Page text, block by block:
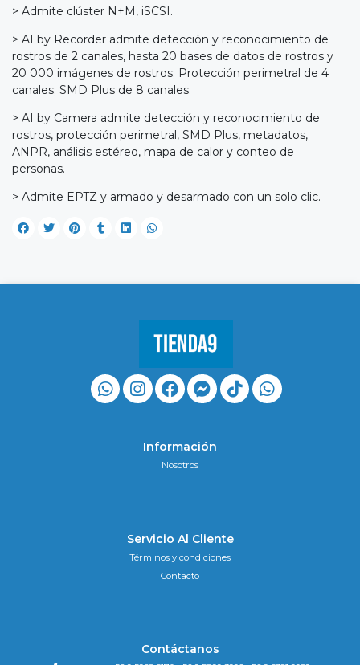
> Admite clúster N+M, iSCSI.
> AI by Recorder admite detección y reconocimiento de
rostros de 2 canales, hasta 20 bases de datos de rostros y
20 000 imágenes de rostros; Protección perimetral de 4
canales; SMD Plus de 8 canales.
> AI by Camera admite detección y reconocimiento de
rostros, protección perimetral, SMD Plus, metadatos,
ANPR, análisis estéreo, mapa de calor y conteo de
personas.
> Admite EPTZ y armado y desarmado con un solo clic.
Información
Nosotros
Servicio Al Cliente
Términos y condiciones
Contacto
Contáctanos